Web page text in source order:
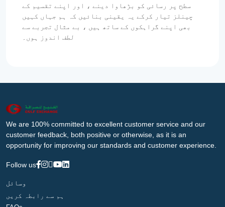
سطح پر رسائی کو بڑھاوا دینے ، اور اپنے تقسیم کے
چینلز تیار کرکے یہ یقینی بنائیں کہ ہم جہاں کہیں
بھی اپنے گراہکوں کے ساتھ ہیں ، بے مثال تجربے سے
لطف اندوز ہوں۔
We are 100% committed to excellent customer service and our
customer feedback, both positive or otherwise, as it is an
opportunity for improving our standards and customer experience.
Follow us
وسائل
ہم سے رابطہ کریں